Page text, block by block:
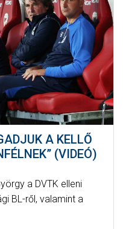
A KELLŐ
(VIDEÓ)
a DVTK elleni
BL-ről, valamint a